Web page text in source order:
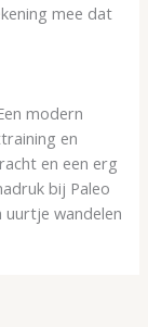
mee dat
modern
en
en een erg
bij Paleo
uurtje wandelen